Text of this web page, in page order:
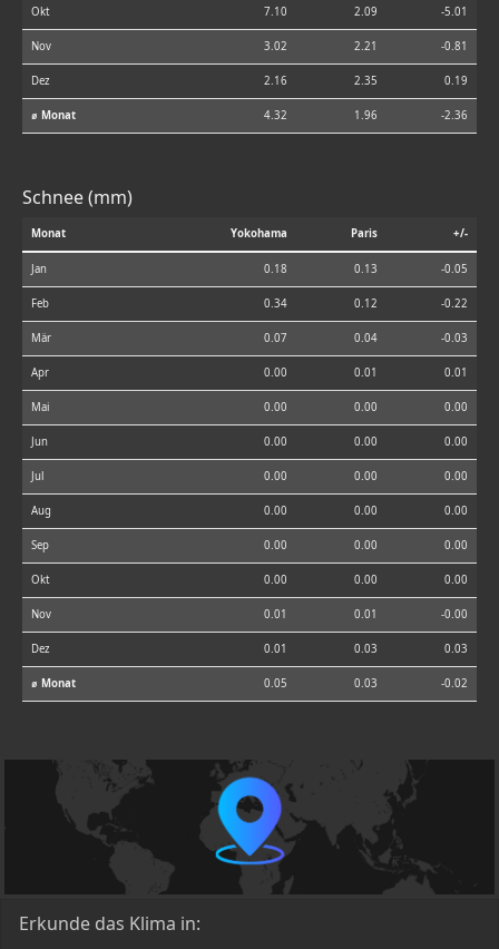
Okt 7.10 2.09 -5.01
Nov 3.02 2.21 -0.81
Dez 2.16 2.35 0.19
⌀ Monat 4.32 1.96 -2.36
Schnee (mm)
Monat Yokohama Paris +/-
Jan 0.18 0.13 -0.05
Feb 0.34 0.12 -0.22
Mär 0.07 0.04 -0.03
Apr 0.00 0.01 0.01
Mai 0.00 0.00 0.00
Jun 0.00 0.00 0.00
Jul 0.00 0.00 0.00
Aug 0.00 0.00 0.00
Sep 0.00 0.00 0.00
Okt 0.00 0.00 0.00
Nov 0.01 0.01 -0.00
Dez 0.01 0.03 0.03
⌀ Monat 0.05 0.03 -0.02
Erkunde das Klima in: